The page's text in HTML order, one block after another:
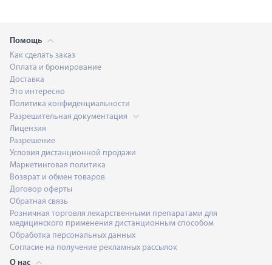
Помощь
Как сделать заказ
Оплата и бронирование
Доставка
Это интересно
Политика конфиденциальности
Разрешительная документация
Лицензия
Разрешение
Условия дистанционной продажи
Маркетинговая политика
Возврат и обмен товаров
Договор оферты
Обратная связь
Розничная торговля лекарственными препаратами для
медицинского применения дистанционным способом
Обработка персональных данных
Согласие на получение рекламных рассылок
О нас